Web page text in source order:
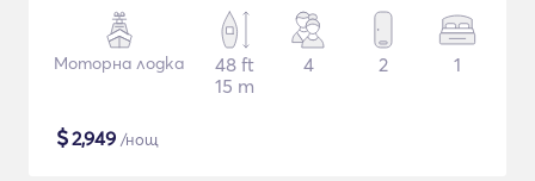
Моторна лодка
48 ft
15 m
4 2 1
$2,949 /нощ